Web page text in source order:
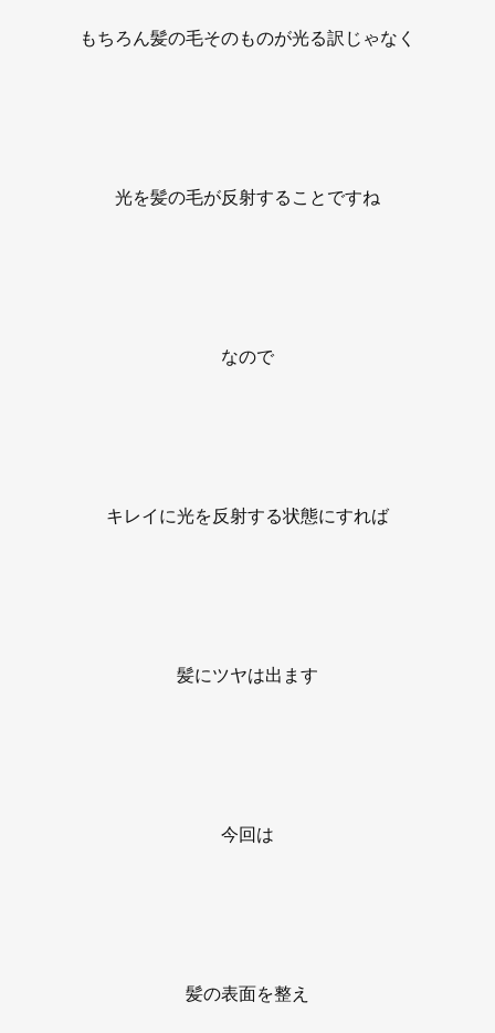
もちろん髪の毛そのものが光る訳じゃなく
光を髪の毛が反射することですね
なので
キレイに光を反射する状態にすれば
髪にツヤは出ます
今回は
髪の表面を整え